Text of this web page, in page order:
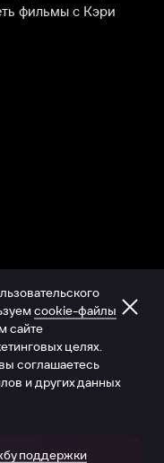
фильмы с Кэри
cookie-файлы
сайте
целях.
соглашаетесь
и других данных
поддержки